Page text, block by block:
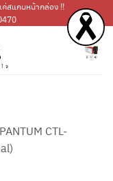
ค่สแกนหน้ากล่อง !!
PANTUM CTL-